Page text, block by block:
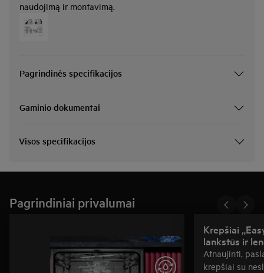
naudojimą ir montavimą.
Pagrindinės specifikacijos
Gaminio dokumentai
Visos specifikacijos
Pagrindiniai privalumai
Krepšiai
lankstūs ir
Atnaujinti,
krepšiai su